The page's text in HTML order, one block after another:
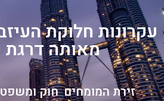
עקרונות חלוקת
מאותה דרגת
זירת המומחים, חוק ומשפט